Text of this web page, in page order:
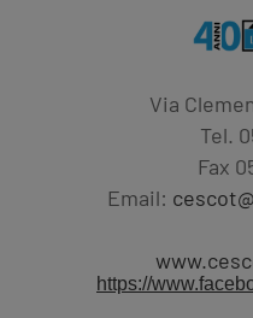
Via
Tel.
Fax
Email:
https://